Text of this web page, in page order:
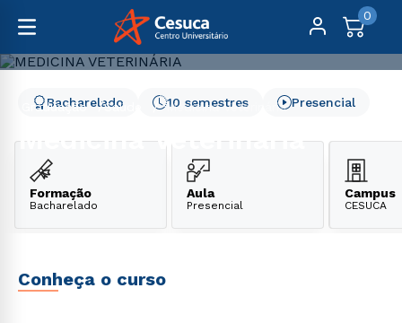
0
Graduação Saúde Medicina Veterinária
Medicina Veterinária
10 semestres
Bacharelado Presencial
Formação
Bacharelado
Aula
Presencial
Campus
CESUCA
Conheça o curso